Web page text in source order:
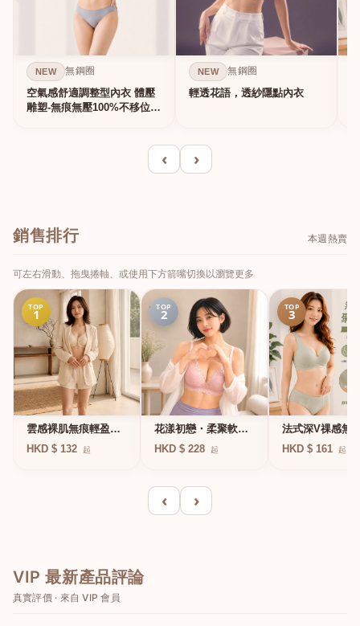
NEW 無鋼圈
空氣感舒適調整型內衣 體壓
雕塑-無痕無壓100%不移位的
NEW 無鋼圈
輕透花語，透紗隱點內衣
‹ ›
銷售排行 本週熱賣
可左右滑動、拖曳捲軸、或使用下方箭嘴切換以瀏覽更多
TOP
1
雲感裸肌無痕輕盈無
鋼圈內衣
HKD $ 132 起
TOP
2
花漾初戀・柔聚軟鋼
圈蕾絲內衣
HKD $ 228 起
TOP
3
法式深V祼感無
凍軟支撐條無鋼
HKD $ 161 起
‹ ›
VIP 最新產品評論
真實評價 · 來自 VIP 會員